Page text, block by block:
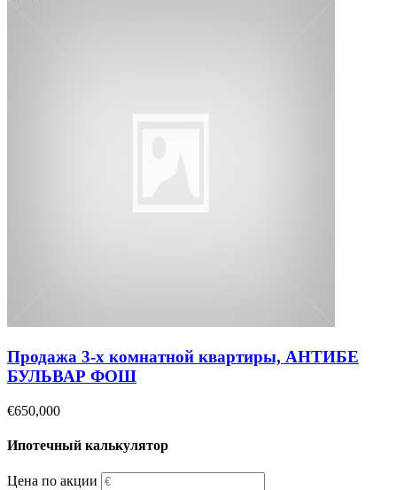
Продажа 3-х комнатной квартиры, АНТИБЕ
БУЛЬВАР ФОШ
€650,000
Ипотечный калькулятор
Цена по акции